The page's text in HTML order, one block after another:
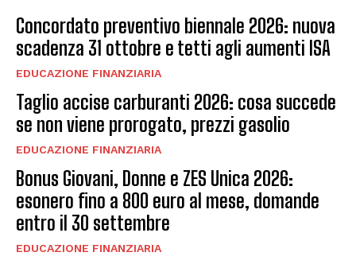
Concordato preventivo biennale 2026: nuova
scadenza 31 ottobre e tetti agli aumenti ISA
EDUCAZIONE FINANZIARIA
Taglio accise carburanti 2026: cosa succede
se non viene prorogato, prezzi gasolio
EDUCAZIONE FINANZIARIA
Bonus Giovani, Donne e ZES Unica 2026:
esonero fino a 800 euro al mese, domande
entro il 30 settembre
EDUCAZIONE FINANZIARIA